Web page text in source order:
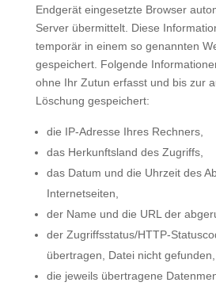
Endgerät eingesetzte Browser
Server übermittelt. Diese
temporär in einem so genannten
gespeichert. Folgende
ohne Ihr Zutun erfasst und bis zur
Löschung gespeichert:
die IP-Adresse Ihres Rechners,
das Herkunftsland des Zugriffs,
das Datum und die Uhrzeit des
Internetseiten,
der Name und die URL der
der Zugriffsstatus/HTTP-
übertragen, Datei nicht
die jeweils übertragene